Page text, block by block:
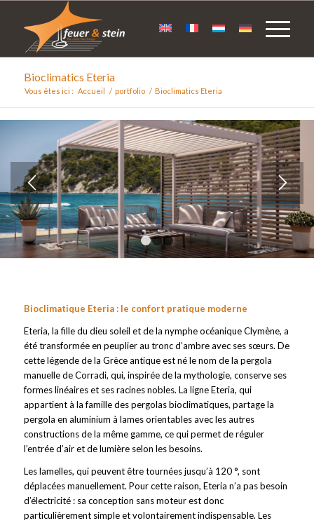
Bioclimatics Eteria
Vous êtes ici : Accueil / portfolio / Bioclimatics Eteria
2 3
Bioclimatique Eteria : le confort pratique moderne
Eteria, la fille du dieu soleil et de la nymphe océanique Clymène, a
été transformée en peuplier au tronc d’ambre avec ses sœurs. De
cette légende de la Grèce antique est né le nom de la pergola
manuelle de Corradi, qui, inspirée de la mythologie, conserve ses
formes linéaires et ses racines nobles. La ligne Eteria, qui
appartient à la famille des pergolas bioclimatiques, partage la
pergola en aluminium à lames orientables avec les autres
constructions de la même gamme, ce qui permet de réguler
l’entrée d’air et de lumière selon les besoins.
Les lamelles, qui peuvent être tournées jusqu’à 120 °, sont
déplacées manuellement. Pour cette raison, Eteria n’a pas besoin
d’électricité : sa conception sans moteur est donc
particulièrement simple et volontairement indispensable. Les